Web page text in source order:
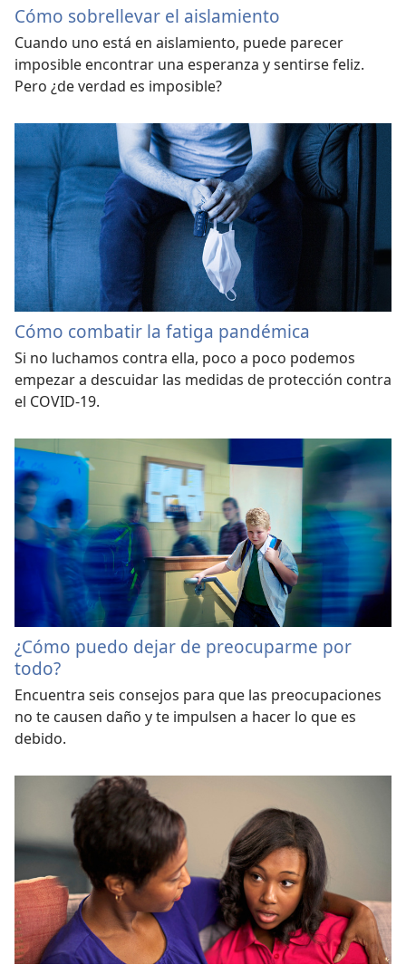
Cómo sobrellevar el aislamiento
Cuando uno está en aislamiento, puede parecer
imposible encontrar una esperanza y sentirse feliz.
Pero ¿de verdad es imposible?
Cómo combatir la fatiga pandémica
Si no luchamos contra ella, poco a poco podemos
empezar a descuidar las medidas de protección contra
el COVID-19.
¿Cómo puedo dejar de preocuparme por
todo?
Encuentra seis consejos para que las preocupaciones
no te causen daño y te impulsen a hacer lo que es
debido.